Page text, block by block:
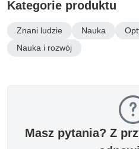
Kategorie produktu
Znani ludzie Nauka
Nauka i rozwój
Masz pytania? Z